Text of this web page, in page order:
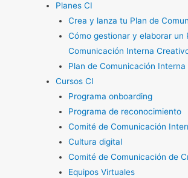
Planes CI
Crea y lanza tu Plan de
Cómo gestionar y elaborar un
Comunicación Interna
Plan de Comunicación Interna
Cursos CI
Programa onboarding
Programa de reconocimiento
Comité de Comunicación
Cultura digital
Comité de Comunicación de
Equipos Virtuales